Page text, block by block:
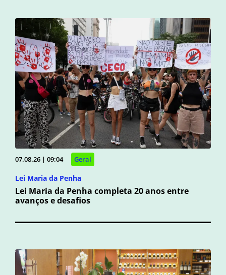
07.08.26 | 09:04 Geral
Lei Maria da Penha
Lei Maria da Penha completa 20 anos entre
avanços e desafios